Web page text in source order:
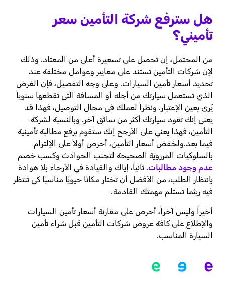
هل سترفع شركة التأمين سعر
تأميني؟
من المحتمل، إن تحصل على تسعيرة أعلى من المعتاد. وذلك
لإن شركات التأمين تستند على معايير وعوامل مختلفة عند
تحديد أسعار تأمين السيارات. وعلى وجه التفصيل، فإن الغرض
الذي تستعمل سيارتك من أجله أو المسافة التي تقطعها سنوياً
يُرى بعين الإعتبار. ونظراً لعملك في مجال التوصيل، فهذا قد
يعني إنك تقود سيارتك أكثر من سائق آخر. وبالنسبة لشركة
التأمين، فهذا يعني على الأرجح إنك ستقوم برفع مطالبة تأمينية
فيما بعد.ولخفض أسعار التأمين، أحرص أولاً على الإلتزام
بالسلوكيات المرروية الصحيحة لتجنب الحوادث وكسب خصم
عدم وجود مطالبات. ثانياً، إياك والقيادة في الأرجاء بلا هوادة
بإنتظار الطلب، من الأفضل أن تختار مكانًا حيويًا مناسبًا كي تنتظر
فيه ريثما تستلم مهمتك القادمة.
أخيراً وليس آخراً، أحرص على مقارنة أسعار تأمين السيارات
والإطلاع على كافة عروض شركات التأمين قبل شراء تأمين
السيارة المناسب.